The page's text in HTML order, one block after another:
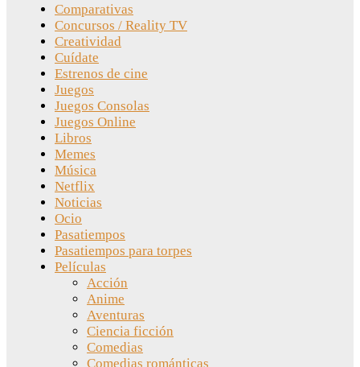
Comparativas
Concursos / Reality TV
Creatividad
Cuídate
Estrenos de cine
Juegos
Juegos Consolas
Juegos Online
Libros
Memes
Música
Netflix
Noticias
Ocio
Pasatiempos
Pasatiempos para torpes
Películas
Acción
Anime
Aventuras
Ciencia ficción
Comedias
Comedias románticas